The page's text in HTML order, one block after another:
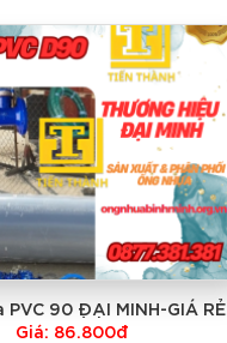
PVC 90 ĐẠI MINH-GIÁ RẺ
NHẤT
Giá: 86.800đ